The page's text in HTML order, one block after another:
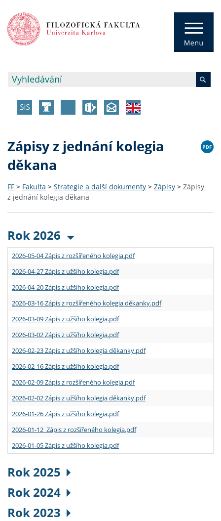
Zápisy z jednání kolegia
děkana
FF > Fakulta > Strategie a další dokumenty > Zápisy > Zápisy
z jednání kolegia děkana
Rok 2026
2026-05-04 Zápis z rozšířeného kolegia.pdf
2026-04-27 Zápis z užšího kolegia.pdf
2026-04-20 Zápis z užšího kolegia.pdf
2026-03-16 Zápis z rozšířeného kolegia děkanky.pdf
2026-03-09 Zápis z užšího kolegia.pdf
2026-03-02 Zápis z užšího kolegia.pdf
2026-02-23 Zápis z užšího kolegia děkanky.pdf
2026-02-16 Zápis z užšího kolegia.pdf
2026-02-09 Zápis z rozšířeného kolegia.pdf
2026-02-02 Zápis z užšího kolegia děkanky.pdf
2026-01-26 Zápis z užšího kolegia.pdf
2026-01-12 Zápis z rozšířeného kolegia.pdf
2026-01-05 Zápis z užšího kolegia.pdf
Rok 2025
Rok 2024
Rok 2023